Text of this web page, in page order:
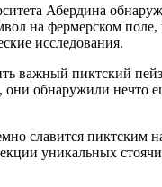
Абердина
на фермерском поле,
исследования.
важный пиктский
они обнаружили нечто
славится пиктским
уникальных